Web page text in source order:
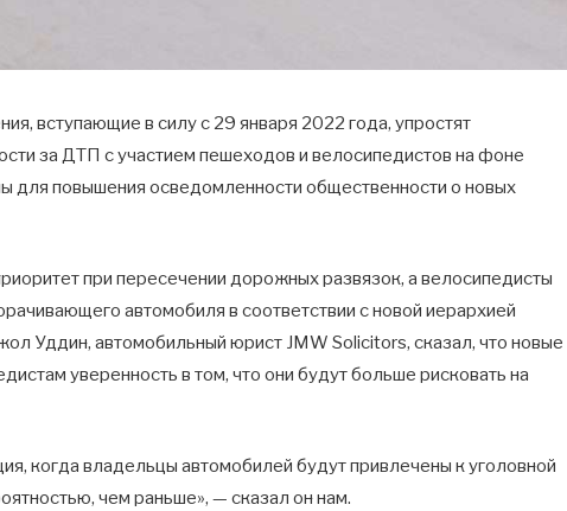
вступающие в силу с 29 января 2022 года, упростят
за ДТП с участием пешеходов и велосипедистов на фоне
для повышения осведомленности общественности о новых
при пересечении дорожных развязок, а велосипедисты
автомобиля в соответствии с новой иерархией
Уддин, автомобильный юрист JMW Solicitors, сказал, что новые
уверенность в том, что они будут больше рисковать на
когда владельцы автомобилей будут привлечены к уголовной
чем раньше», — сказал он нам.